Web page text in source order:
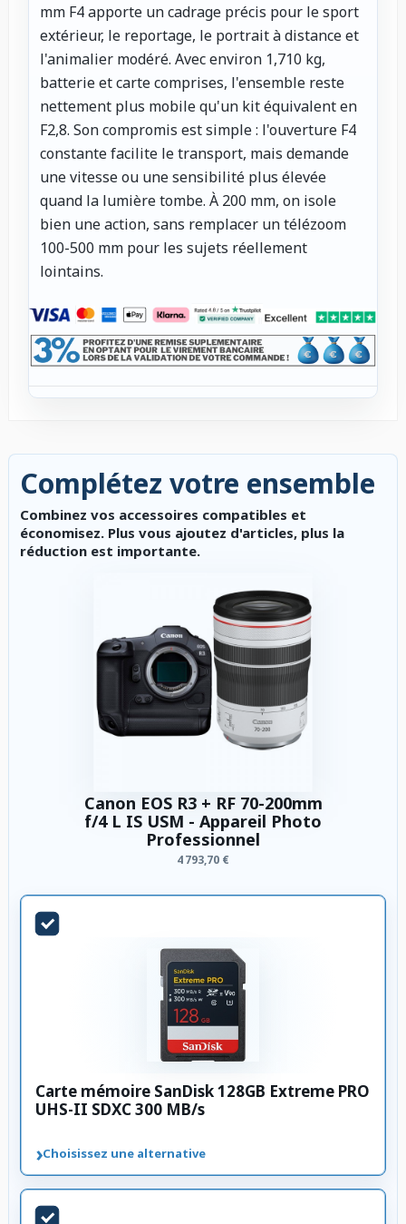
mm F4 apporte un cadrage précis pour le sport
extérieur, le reportage, le portrait à distance et
l'animalier modéré. Avec environ 1,710 kg,
batterie et carte comprises, l'ensemble reste
nettement plus mobile qu'un kit équivalent en
F2,8. Son compromis est simple : l'ouverture F4
constante facilite le transport, mais demande
une vitesse ou une sensibilité plus élevée
quand la lumière tombe. À 200 mm, on isole
bien une action, sans remplacer un télézoom
100-500 mm pour les sujets réellement
lointains.
Complétez votre ensemble
Combinez vos accessoires compatibles et
économisez. Plus vous ajoutez d'articles, plus la
réduction est importante.
Canon EOS R3 + RF 70-200mm
f/4 L IS USM - Appareil Photo
Professionnel
4 793,70 €
Carte mémoire SanDisk 128GB Extreme PRO
UHS-II SDXC 300 MB/s
›Choisissez une alternative